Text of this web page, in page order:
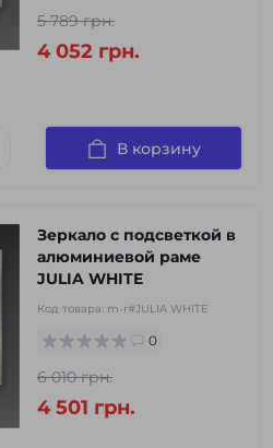
5 789 грн.
4 052 грн.
В корзину
Зеркало с подсветкой в
алюминиевой раме
JULIA WHITE
Код товара: m-r#JULIA WHITE
0
6 010 грн.
4 501 грн.